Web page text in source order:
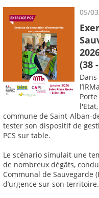
05/
(38
commune de Saint-Alban-
tester son dispositif de
PCS sur table.
Le scénario simulait une
de nombreux dégâts,
Communal de Sauvegarde
d’urgence sur son territoire.